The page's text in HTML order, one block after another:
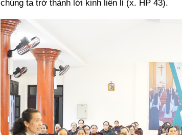
chúng ta trở thành lời kinh liên lỉ (x. HP 43).